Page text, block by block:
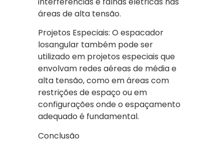
áreas de alta tensão.
Projetos Especiais: O espacador
losangular também pode ser
utilizado em projetos especiais que
envolvam redes aéreas de média e
alta tensão, como em áreas com
restrições de espaço ou em
configurações onde o espaçamento
adequado é fundamental.
Conclusão